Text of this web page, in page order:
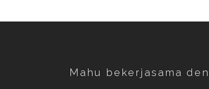
Mahu bekerjasama